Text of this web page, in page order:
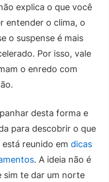
explica o que você
entender o clima, o
o suspense é mais
Por isso, vale
o enredo com
desta forma e
para descobrir o que
reunido em dicas
. A ideia não é
sim te dar um norte